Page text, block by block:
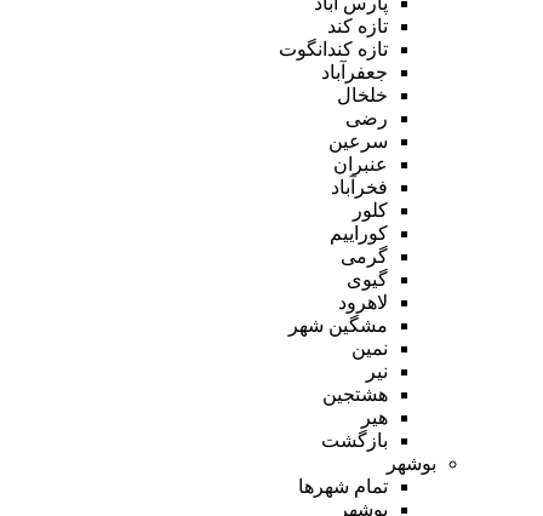
تازه کند
تازه کندانگوت
جعفرآباد
خلخال
رضی
سرعین
عنبران
فخرآباد
کلور
کوراییم
گرمی
گیوی
لاهرود
مشگین شهر
نمین
نیر
هشتجین
هیر
بازگشت
بوشهر
تمام شهر‌ها
بوشهر